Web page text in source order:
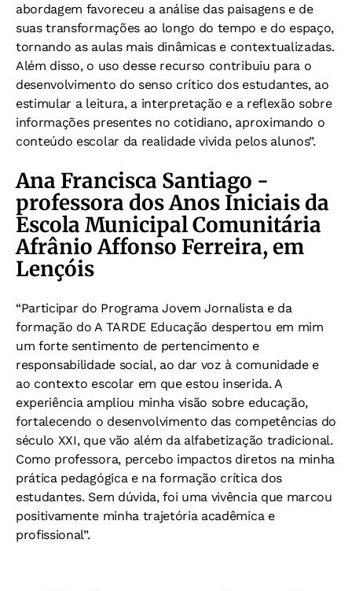
abordagem favoreceu a análise das paisagens e de
suas transformações ao longo do tempo e do espaço,
tornando as aulas mais dinâmicas e contextualizadas.
Além disso, o uso desse recurso contribuiu para o
desenvolvimento do senso crítico dos estudantes, ao
estimular a leitura, a interpretação e a reflexão sobre
informações presentes no cotidiano, aproximando o
conteúdo escolar da realidade vivida pelos alunos”.
Ana Francisca Santiago -
professora dos Anos Iniciais da
Escola Municipal Comunitária
Afrânio Affonso Ferreira, em
Lençóis
“Participar do Programa Jovem Jornalista e da
formação do A TARDE Educação despertou em mim
um forte sentimento de pertencimento e
responsabilidade social, ao dar voz à comunidade e
ao contexto escolar em que estou inserida. A
experiência ampliou minha visão sobre educação,
fortalecendo o desenvolvimento das competências do
século XXI, que vão além da alfabetização tradicional.
Como professora, percebo impactos diretos na minha
prática pedagógica e na formação crítica dos
estudantes. Sem dúvida, foi uma vivência que marcou
positivamente minha trajetória acadêmica e
profissional”.